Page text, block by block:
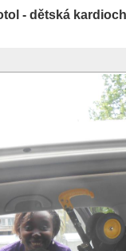
- dětská